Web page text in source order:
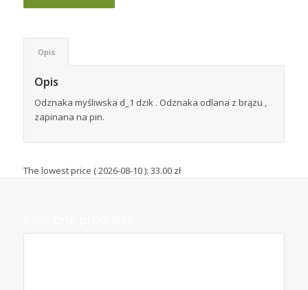
Opis
Opis
Odznaka myśliwska d_1 dzik . Odznaka odlana z brązu ,
zapinana na pin.
The lowest price (2026-08-10): 33.00 zł